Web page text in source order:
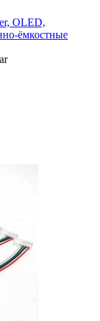
OLED,
ёмкостные